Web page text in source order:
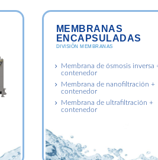
MEMBRANAS
ENCAPSULADAS
DIVISIÓN MEMBRANAS
Membrana de ósmosis inversa
contenedor
Membrana de nanofiltración +
contenedor
Membrana de ultrafiltración +
contenedor